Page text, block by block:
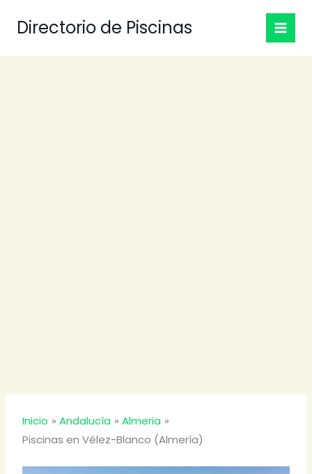
Directorio de Piscinas
Inicio Andalucía
Almeria
Piscinas en Vélez-Blanco (Almería)